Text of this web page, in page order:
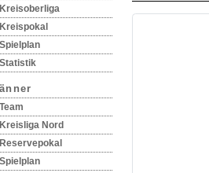
Kreisoberliga
Kreispokal
Spielplan
Statistik
Team
Kreisliga Nord
Reservepokal
Spielplan